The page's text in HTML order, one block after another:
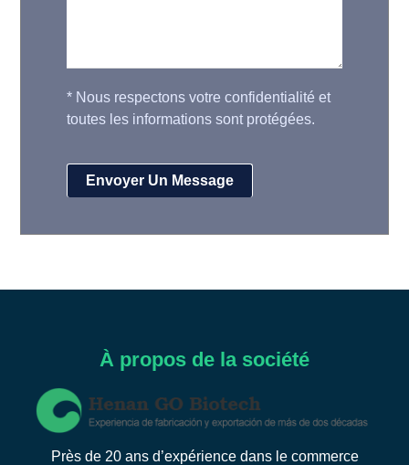
* Nous respectons votre confidentialité et
toutes les informations sont protégées.
À propos de la société
Près de 20 ans d’expérience dans le commerce